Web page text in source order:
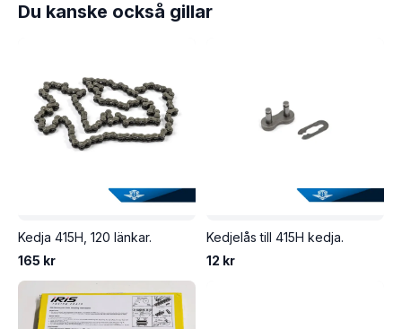
Du kanske också gillar
Kedja 415H, 120 länkar.
165 kr
Kedjelås till 415H kedja.
12 kr